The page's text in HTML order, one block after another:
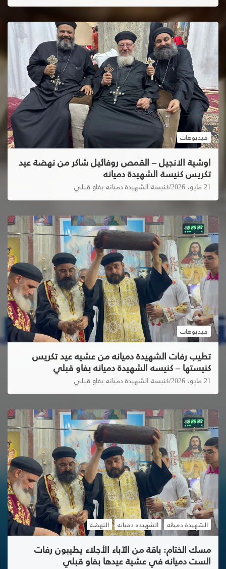
فيديوهات
اوشية الانجيل – القمص روفائيل شاكر من نهضة عيد
تكريس كنيسة الشهيدة دميانه
21 مايو، 2026 كنيسة الشهيدة دميانه بفاو قبلي
فيديوهات
تطيب رفات الشهيدة دميانه من عشيه عيد تكريس
كنيستها – كنيسه الشهيدة دميانه بفاو قبلي
21 مايو، 2026 كنيسة الشهيدة دميانه بفاو قبلي
الشهيدة دميانه الشهيده دميانه النهضة
مسك الختام: باقة من الآباء الأجلاء يطيبون رفات
الست دميانه في عشية عيدها بفاو قبلي